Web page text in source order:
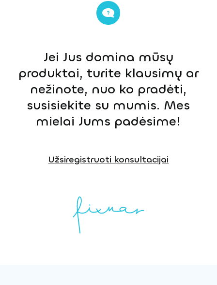
Jei Jus domina mūsų
produktai, turite klausimų ar
nežinote, nuo ko pradėti,
susisiekite su mumis. Mes
mielai Jums padėsime!
Užsiregistruoti konsultacijai